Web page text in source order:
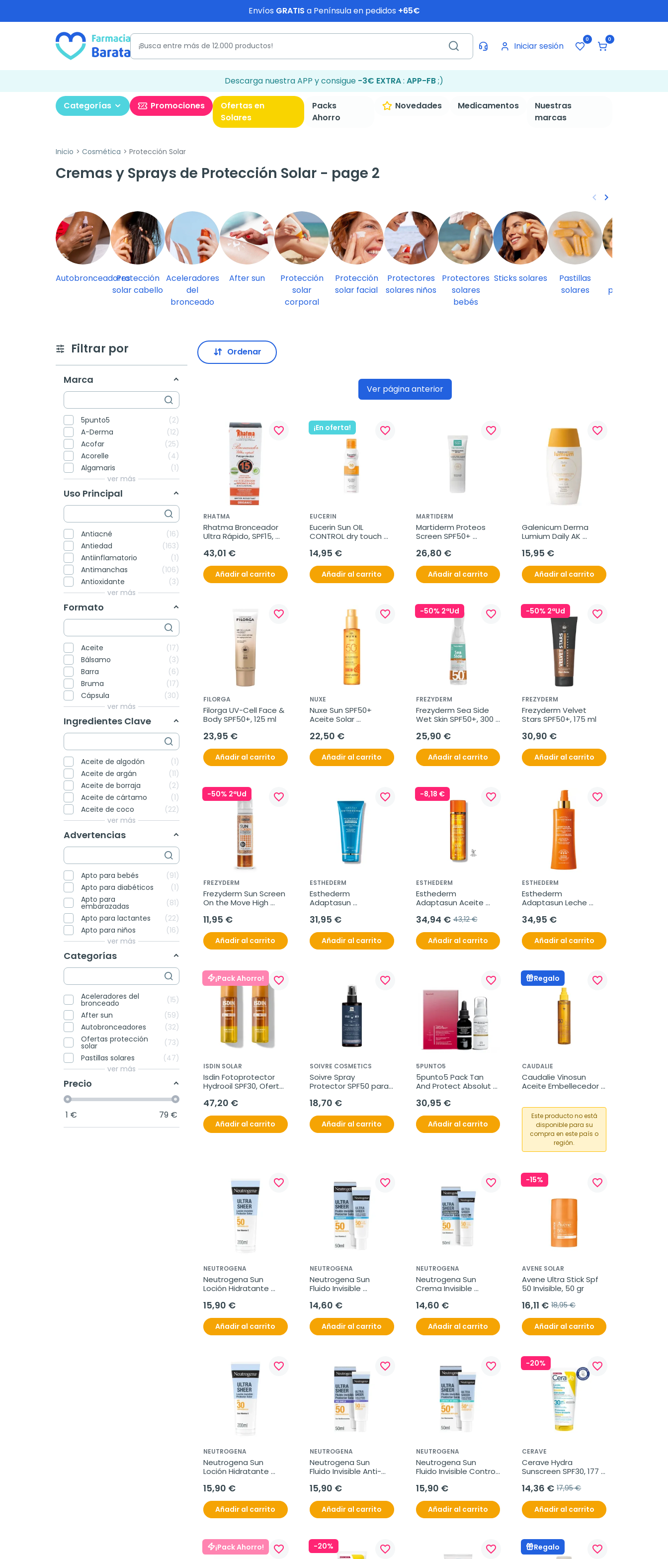
Envíos GRATIS a Península en pedidos +65€
Iniciar sesión
0 0
Descarga nuestra APP y consigue -3€ EXTRA: APP-FB;)
Categorías Promociones
Ofertas en
Solares
Packs
Ahorro
Novedades Medicamentos
Nuestras
marcas
Inicio Cosmética Protección Solar
Cremas y Sprays de Protección Solar - page 2
AutobronceadoresProtección
solar cabello
Aceleradores
del
bronceado
After sun
Protección
solar
corporal
Protección
solar facial
Protectores
solares niños
Protectores
solares
bebés
Sticks solares
Pastillas
solares
protección
Anterior
keyboard_arrow_left Siguiente
keyboard_arrow_right
Filtrar por
Marca
5punto5
2
A-Derma
12
Acofar
25
Acorelle
4
Algamaris
1
ver más
Uso Principal
Antiacné
16
Antiedad
163
Antiinflamatorio
1
Antimanchas
106
Antioxidante
3
ver más
Formato
Aceite
17
Bálsamo
3
Barra
6
Bruma
17
Cápsula
30
ver más
Ingredientes Clave
Aceite de algodón
1
Aceite de argán
11
Aceite de borraja
2
Aceite de cártamo
1
Aceite de coco
22
ver más
Advertencias
Apto para bebés
91
Apto para diabéticos
1
Apto para
embarazadas
81
Apto para lactantes
22
Apto para niños
16
ver más
Categorías
Aceleradores del
bronceado
15
After sun
59
Autobronceadores
32
Ofertas protección
solar
73
Pastillas solares
47
ver más
Precio
1 € 79 €
Ordenar
Ver página anterior
favorite_border
RHATMA
Rhatma Bronceador
Ultra Rápido, SPF15,
43,01 €
Añadir al carrito
¡En oferta! favorite_border
EUCERIN
Eucerin Sun OIL
CONTROL dry touch
SPF50, 200 ml
14,95 €
Añadir al carrito
favorite_border
MARTIDERM
Martiderm Proteos
Screen SPF50+
40 ml
26,80 €
Añadir al carrito
favorite_border
Galenicum Derma
Lumium Daily AK
15,95 €
Añadir al carrito
favorite_border
FILORGA
Filorga UV-Cell Face &
Body SPF50+, 125 ml
23,95 €
Añadir al carrito
favorite_border
NUXE
Nuxe Sun SPF50+
Aceite Solar
22,50 €
Añadir al carrito
-50% 2ªUd favorite_border
FREZYDERM
Frezyderm Sea Side
Wet Skin SPF50+, 300
25,90 €
Añadir al carrito
-50% 2ªUd favorite_border
FREZYDERM
Frezyderm Velvet
Stars SPF50+, 175 ml
30,90 €
Añadir al carrito
-50% 2ªUd favorite_border
FREZYDERM
Frezyderm Sun Screen
On the Move High
ml
11,95 €
Añadir al carrito
favorite_border
ESTHEDERM
Esthederm
Adaptasun
Bronceado Golden
31,95 €
Añadir al carrito
-8,18 € favorite_border
ESTHEDERM
Esthederm
Adaptasun Aceite
Glow, 125 ml
34,94 € 43,12 €
Añadir al carrito
favorite_border
ESTHEDERM
Esthederm
Adaptasun Leche
Moderado, 200 ml
34,95 €
Añadir al carrito
¡Pack Ahorro! favorite_border
ISDIN SOLAR
Isdin Fotoprotector
Hydrooil SPF30, Oferta
47,20 €
Añadir al carrito
favorite_border
SOIVRE COSMETICS
Soivre Spray
Protector SPF50 para
ml
18,70 €
Añadir al carrito
favorite_border
5PUNTO5
5punto5 Pack Tan
And Protect Absolut
50ml + Selftanning
30,95 €
Añadir al carrito
Regalo favorite_border
CAUDALIE
Caudalie Vinosun
Aceite Embellecedor
Este producto no está
disponible para su
compra en este país o
región.
favorite_border
NEUTROGENA
Neutrogena Sun
Loción Hidratante
15,90 €
Añadir al carrito
favorite_border
NEUTROGENA
Neutrogena Sun
Fluido Invisible
ml
14,60 €
Añadir al carrito
favorite_border
NEUTROGENA
Neutrogena Sun
Crema Invisible
ml
14,60 €
Añadir al carrito
-15% favorite_border
AVENE SOLAR
Avene Ultra Stick Spf
50 Invisible, 50 gr
16,11 € 18,95 €
Añadir al carrito
favorite_border
NEUTROGENA
Neutrogena Sun
Loción Hidratante
15,90 €
Añadir al carrito
favorite_border
NEUTROGENA
Neutrogena Sun
Fluido Invisible Anti-
15,90 €
Añadir al carrito
favorite_border
NEUTROGENA
Neutrogena Sun
Fluido Invisible Control
15,90 €
Añadir al carrito
-20% favorite_border
CERAVE
Cerave Hydra
Sunscreen SPF30, 177
14,36 € 17,95 €
Añadir al carrito
¡Pack Ahorro! favorite_border -20% favorite_border favorite_border Regalo favorite_border